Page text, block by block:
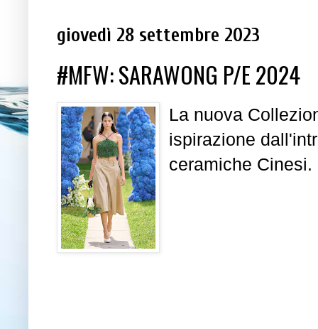
giovedì 28 settembre 2023
#MFW: SARAWONG P/E 2024
La nuova
ispirazione
ceramiche Cinesi.